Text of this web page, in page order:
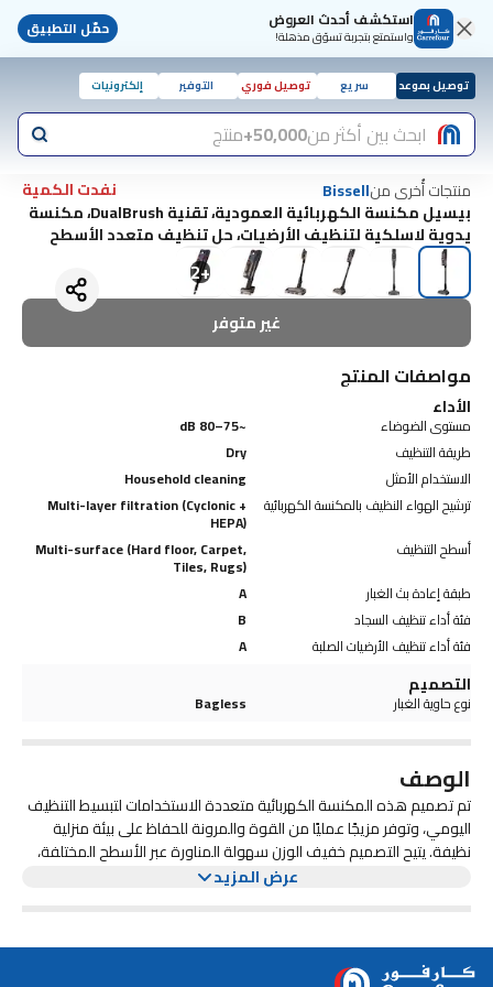
استكشف أحدث العروض
واستمتع بتجربة تسوّق مذهلة! حمّل التطبيق
توصيل بموعد سريع توصيل فوري التوفير إلكترونيات
ابحث بين أكثر من50,000+ منتج
منتجات أُخرى منBissell
نفدت الكمية
بيسيل مكنسة الكهربائية العمودية، تقنية DualBrush، مكنسة
يدوية لاسلكية لتنظيف الأرضيات، حل تنظيف متعدد الأسطح
+
2
غير متوفر
مواصفات المنتج
الأداء
مستوى الضوضاء
~75–80 dB
طريقة التنظيف
Dry
الاستخدام الأمثل
Household cleaning
ترشيح الهواء النظيف بالمكنسة الكهربائية
Multi-layer filtration (Cyclonic +
HEPA)
أسطح التنظيف
Multi-surface (Hard floor, Carpet,
Tiles, Rugs)
طبقة إعادة بث الغبار
A
فئة أداء تنظيف السجاد
B
فئة أداء تنظيف الأرضيات الصلبة
A
التصميم
نوع حاوية الغبار Bagless
الوصف
تم تصميم هذه المكنسة الكهربائية متعددة الاستخدامات لتبسيط التنظيف
اليومي، وتوفر مزيجًا عمليًا من القوة والمرونة للحفاظ على بيئة منزلية
نظيفة. يتيح التصميم خفيف الوزن سهولة المناورة عبر الأسطح المختلفة،
مما يجعله مناسبًا لعمليات التنظيف السريعة والمهام الأكثر شمولاً. بفضل
الضيقة. يضمن الهيكل الانسيابي التعامل المريح، في حين أن الشكل
المدمج يجعل التخزين بسيطًا وموفرًا للمساحة.
سهلة وتفريغ سريع، مما يساعد في الحفاظ على أداء ثابت دون انقطاع.
توفر الملحقات المتعددة تنوعًا إضافيًا لاحتياجات التنظيف المختلفة، بينما
عرض المزيد